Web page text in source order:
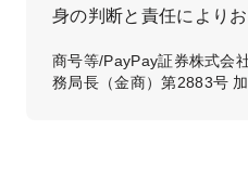
身の判断と責任によりお
商号等/PayPay証券株式会
務局長（金商）第2883号